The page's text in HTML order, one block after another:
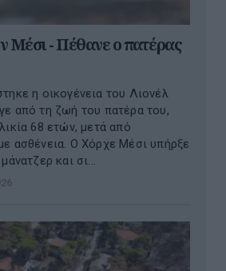
Μέσι - Πέθανε ο πατέρας
η οικογένεια του Λιονέλ
από τη ζωή του πατέρα του,
68 ετών, μετά από
ασθένεια. Ο Χόρχε Μέσι υπήρξε
και σι...